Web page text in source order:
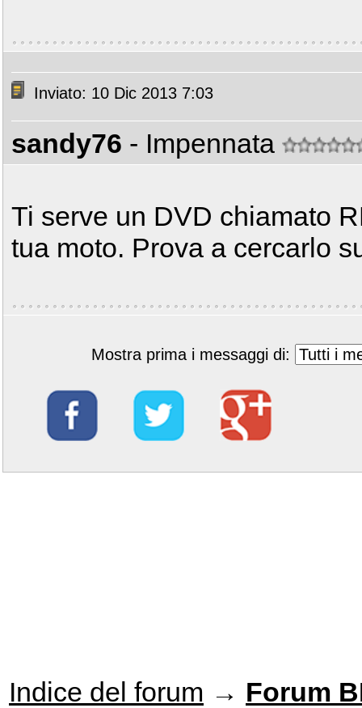
Inviato: 10 Dic 2013 7:03
sandy76 - Impennata
Ti serve un DVD chiamato
tua moto. Prova a cercarlo
Mostra prima i messaggi di:
Indice del forum → Forum